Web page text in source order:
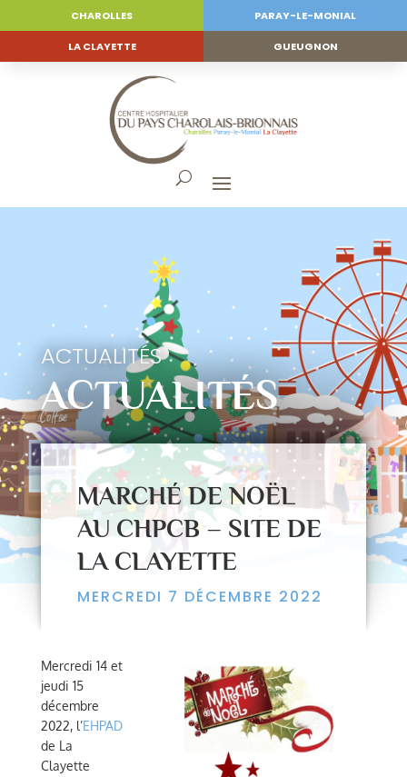
CHAROLLES PARAY-LE-MONIAL
LA CLAYETTE GUEUGNON
ACTUALITÉS
ACTUALITÉS
MARCHÉ DE NOËL
AU CHPCB – SITE DE
LA CLAYETTE
MERCREDI 7 DÉCEMBRE 2022
Mercredi 14 et
jeudi 15
décembre
2022, l’EHPAD
de La
Clayette